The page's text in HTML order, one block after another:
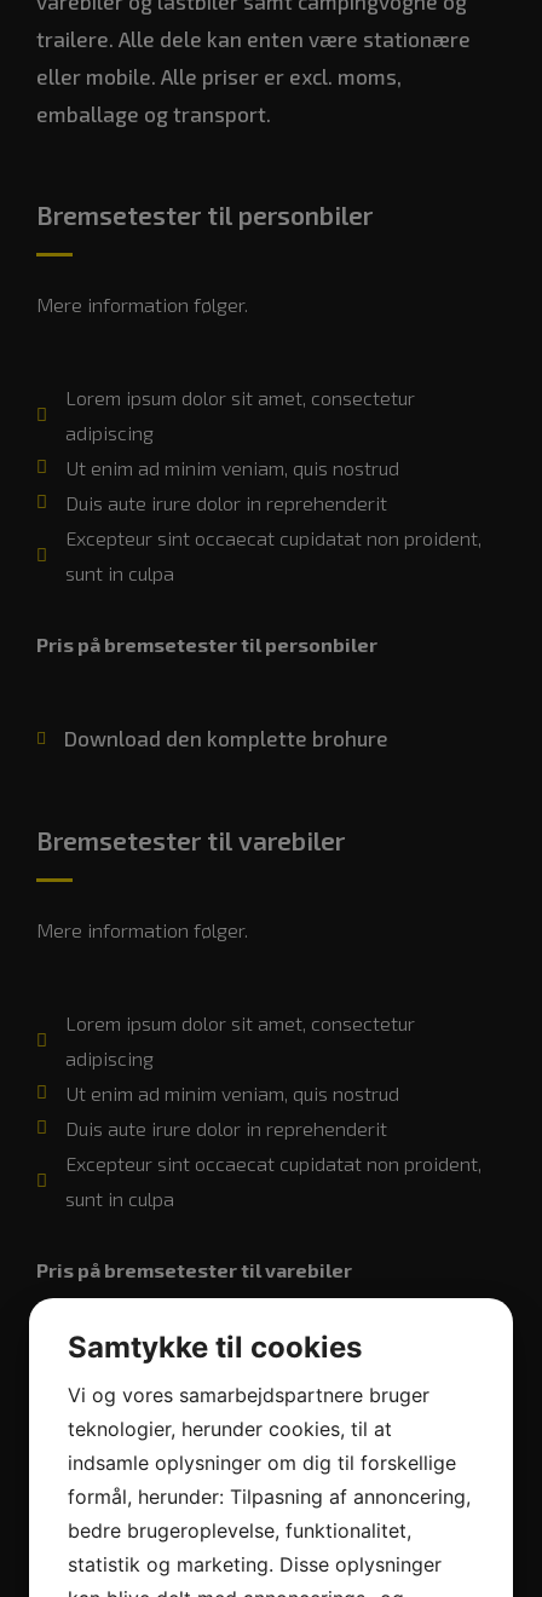
trailere. Alle dele kan enten være stationære
eller mobile. Alle priser er excl. moms,
emballage og transport.
Bremsetester til personbiler
Mere information følger.
Lorem ipsum dolor sit amet, consectetur
adipiscing
Ut enim ad minim veniam, quis nostrud
Duis aute irure dolor in reprehenderit
Excepteur sint occaecat cupidatat non proident,
sunt in culpa
Pris på bremsetester til personbiler
Download den komplette brohure
Bremsetester til varebiler
Mere information følger.
Lorem ipsum dolor sit amet, consectetur
adipiscing
Ut enim ad minim veniam, quis nostrud
Duis aute irure dolor in reprehenderit
Excepteur sint occaecat cupidatat non proident,
sunt in culpa
Pris på bremsetester til varebiler
Download den komplette brochure
Bremsetester til campingvogne og
trailere
Samtykke til cookies
Vi og vores samarbejdspartnere bruger
teknologier, herunder cookies, til at
indsamle oplysninger om dig til forskellige
formål, herunder: Tilpasning af annoncering,
bedre brugeroplevelse, funktionalitet,
statistik og marketing. Disse oplysninger